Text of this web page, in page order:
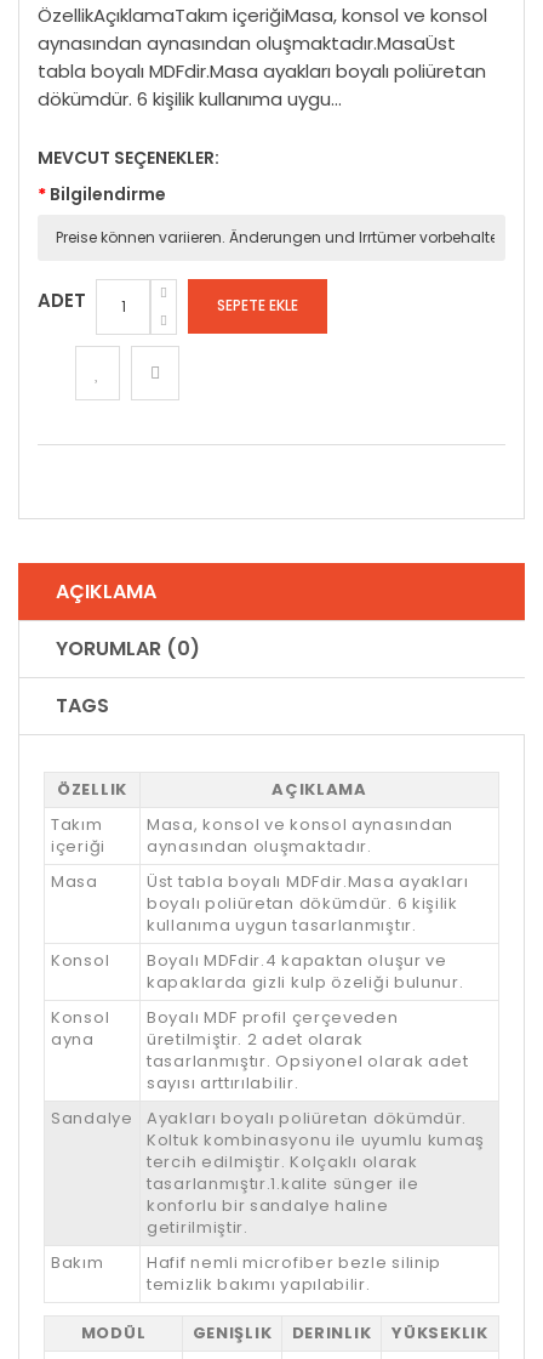
ÖzellikAçıklamaTakım içeriğiMasa, konsol ve konsol
aynasından aynasından oluşmaktadır.MasaÜst
tabla boyalı MDFdir.Masa ayakları boyalı poliüretan
dökümdür. 6 kişilik kullanıma uygu...
MEVCUT SEÇENEKLER:
Bilgilendirme
ADET
AÇIKLAMA
YORUMLAR (0)
TAGS
ÖZELLIK
AÇIKLAMA
Takım
içeriği
Masa, konsol ve konsol aynasından
aynasından oluşmaktadır.
Masa
Üst tabla boyalı MDFdir.Masa ayakları
boyalı poliüretan dökümdür. 6 kişilik
kullanıma uygun tasarlanmıştır.
Konsol
Boyalı MDFdir.4 kapaktan oluşur ve
kapaklarda gizli kulp özeliği bulunur.
Konsol
ayna
Boyalı MDF profil çerçeveden
üretilmiştir. 2 adet olarak
tasarlanmıştır. Opsiyonel olarak adet
sayısı arttırılabilir.
Sandalye
Ayakları boyalı poliüretan dökümdür.
Koltuk kombinasyonu ile uyumlu kumaş
tercih edilmiştir. Kolçaklı olarak
tasarlanmıştır.1.kalite sünger ile
konforlu bir sandalye haline
getirilmiştir.
Bakım
Hafif nemli microfiber bezle silinip
temizlik bakımı yapılabilir.
MODÜL GENIŞLIK DERINLIK
YÜKSEKLIK